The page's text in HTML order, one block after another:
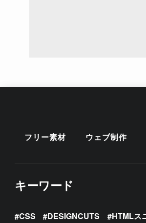
フリー素材 ウェブ制作
キーワード
CSS DESIGNCUTS HTMLス